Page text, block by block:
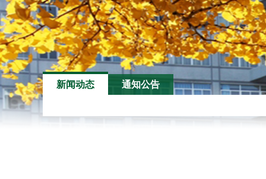
新闻动态 通知公告